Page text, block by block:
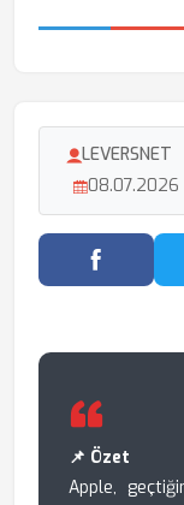
LEVERSNET
08.07.2026
📌 Özet
Apple,